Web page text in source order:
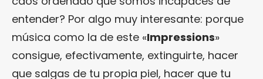
entender? Por algo muy interesante: porque
música como la de este «Impressions»
consigue, efectivamente, extinguirte, hacer
que salgas de tu propia piel, hacer que tu